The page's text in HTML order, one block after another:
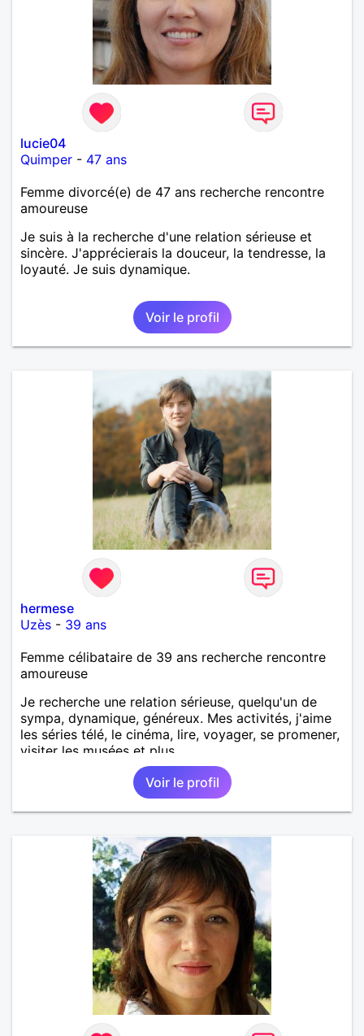
lucie04
Quimper - 47 ans
Femme divorcé(e) de 47 ans recherche rencontre
amoureuse
Je suis à la recherche d'une relation sérieuse et
sincère. J'apprécierais la douceur, la tendresse, la
loyauté. Je suis dynamique.
Voir le profil
hermese
Uzès - 39 ans
Femme célibataire de 39 ans recherche rencontre
amoureuse
Je recherche une relation sérieuse, quelqu'un de
sympa, dynamique, généreux. Mes activités, j'aime
les séries télé, le cinéma, lire, voyager, se promener,
visiter les musées et plus.
Voir le profil